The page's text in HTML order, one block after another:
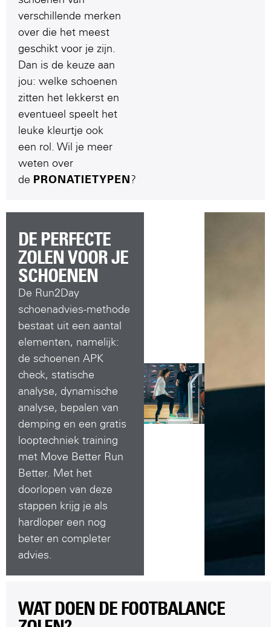
verschillende merken
over die het meest
geschikt voor je zijn.
Dan is de keuze aan
jou: welke schoenen
zitten het lekkerst en
eventueel speelt het
leuke kleurtje ook
een rol. Wil je meer
weten over
de PRONATIETYPEN?
DE PERFECTE
ZOLEN VOOR JE
SCHOENEN
De Run2Day
schoenadvies-methode
bestaat uit een aantal
elementen, namelijk:
de schoenen APK
check, statische
analyse, dynamische
analyse, bepalen van
demping en een gratis
looptechniek training
met Move Better Run
Better. Met het
doorlopen van deze
stappen krijg je als
hardloper een nog
beter en completer
advies.
WAT DOEN DE FOOTBALANCE